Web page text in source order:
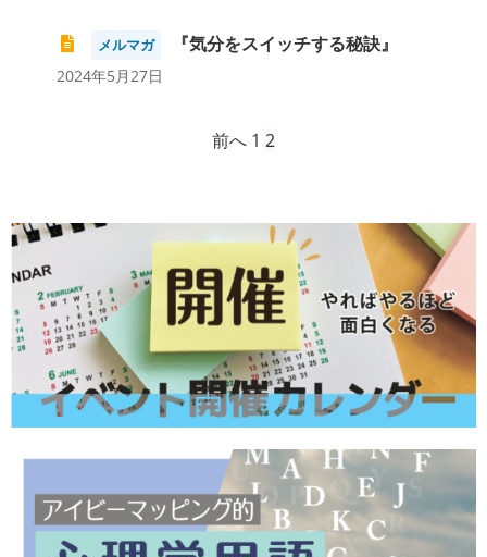
メルマガ 『気分をスイッチする秘訣』
2024年5月27日
前へ 1 2